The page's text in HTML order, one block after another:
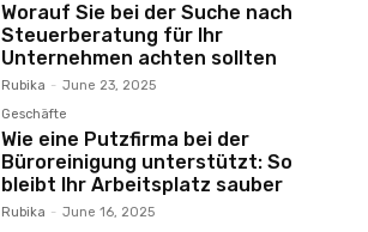
Worauf Sie bei der Suche nach
Steuerberatung für Ihr
Unternehmen achten sollten
Rubika - June 23, 2025
Geschäfte
Wie eine Putzfirma bei der
Büroreinigung unterstützt: So
bleibt Ihr Arbeitsplatz sauber
Rubika - June 16, 2025